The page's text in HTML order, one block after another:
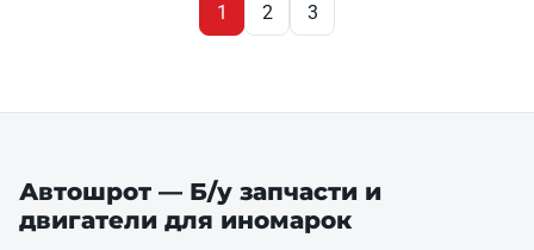
1 2 3
Автошрот — Б/у запчасти и
двигатели для иномарок